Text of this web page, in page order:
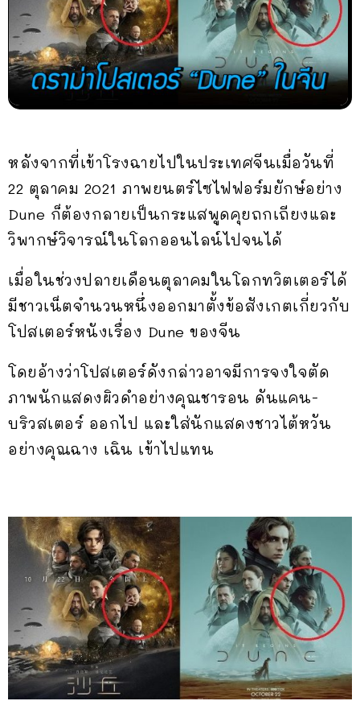
หลังจากที่เข้าโรงฉายไปในประเทศจีนเมื่อวันที่
22 ตุลาคม 2021 ภาพยนตร์ไซไฟฟอร์มยักษ์อย่าง
Dune ก็ต้องกลายเป็นกระแสพูดคุยถกเถียงและ
วิพากษ์วิจารณ์ในโลกออนไลน์ไปจนได้
เมื่อในช่วงปลายเดือนตุลาคมในโลกทวิตเตอร์ได้
มีชาวเน็ตจำนวนหนึ่งออกมาตั้งข้อสังเกตเกี่ยวกับ
โปสเตอร์หนังเรื่อง Dune ของจีน
โดยอ้างว่าโปสเตอร์ดังกล่าวอาจมีการจงใจตัด
ภาพนักแสดงผิวดำอย่างคุณชารอน ดันแคน-
บริวสเตอร์ ออกไป และใส่นักแสดงชาวไต้หวัน
อย่างคุณฉาง เฉิน เข้าไปแทน